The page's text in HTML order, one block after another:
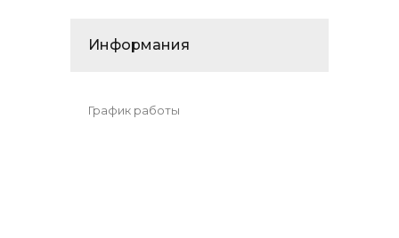
Информания
График работы